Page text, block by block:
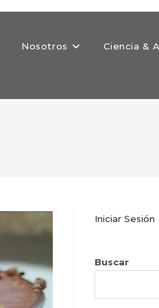
Nosotros Ciencia &
Iniciar Sesión
Buscar